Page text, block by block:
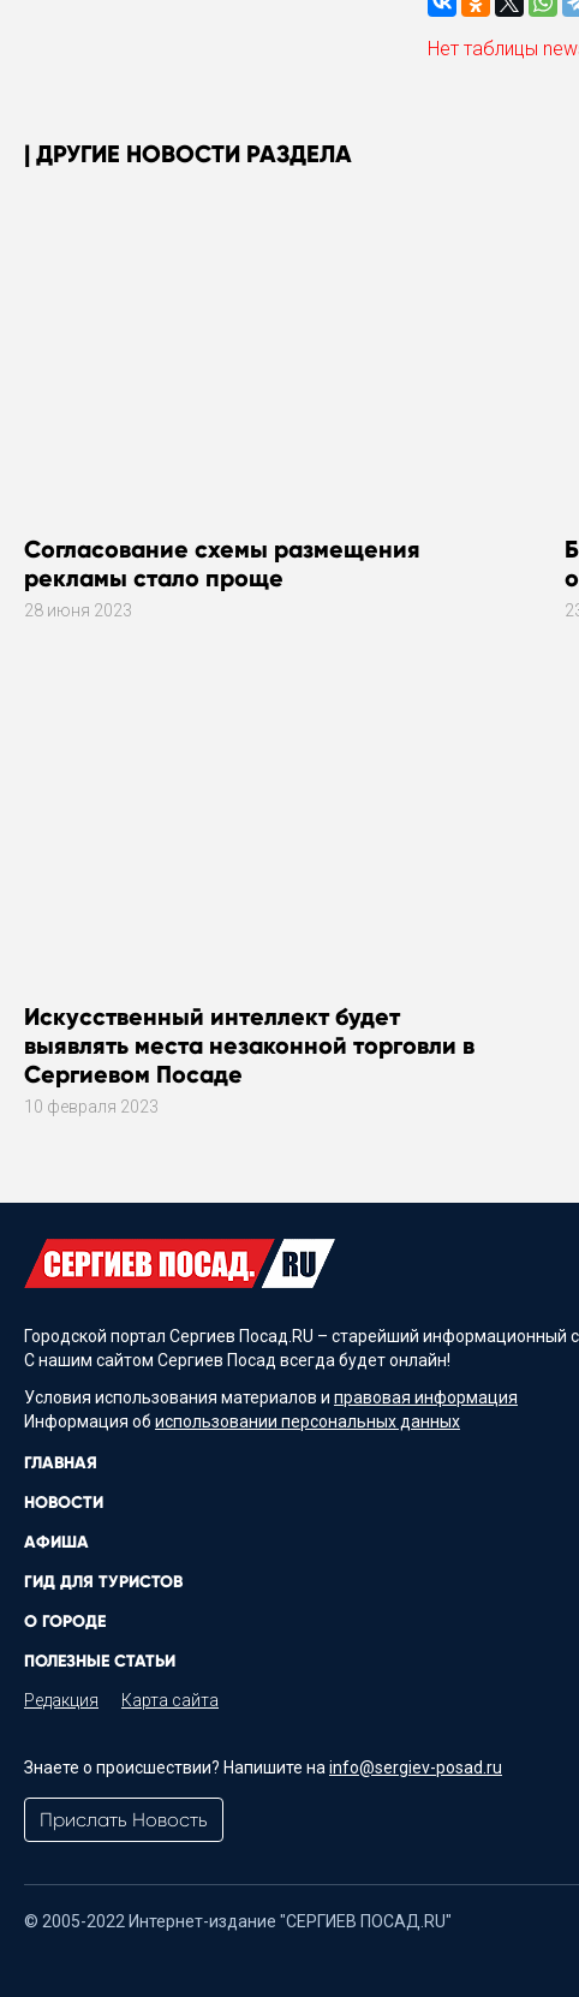
Нет таблицы
ДРУГИЕ НОВОСТИ РАЗДЕЛА
Согласование схемы размещения
рекламы стало проще
28 июня 2023
Искусственный интеллект будет
выявлять места незаконной торговли в
Сергиевом Посаде
10 февраля 2023
Городской портал Сергиев Посад.RU – старейший
С нашим сайтом Сергиев Посад всегда будет онлайн!
Условия использования материалов и правовая информация
Информация об использовании персональных данных
ГЛАВНАЯ
НОВОСТИ
АФИША
ГИД ДЛЯ ТУРИСТОВ
О ГОРОДЕ
ПОЛЕЗНЫЕ СТАТЬИ
Редакция Карта сайта
Знаете о происшествии? Напишите на info@sergiev-posad.ru
Прислать Новость
© 2005-2022 Интернет-издание "СЕРГИЕВ ПОСАД.RU"